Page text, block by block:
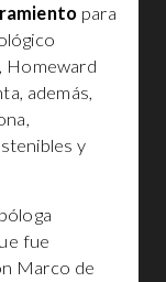
para
, Homeward
además,
y
fue
Marco de